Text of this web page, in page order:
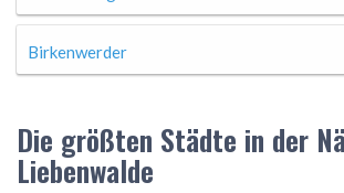
Birkenwerder
Die größten Städte in der
Liebenwalde